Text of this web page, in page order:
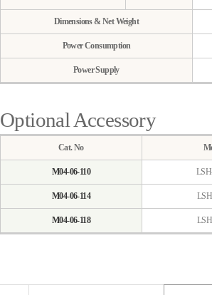
Dimensions & Net Weight
Power Consumption
Power Supply
Optional Accessory
Cat. No
M04-06-110
M04-06-114
M04-06-118